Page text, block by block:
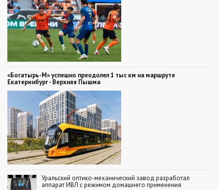
«Богатырь-М» успешно преодолел 1 тыс км на маршруте
Екатеринбург - Верхняя Пышма
Уральский оптико-механический завод разработал
аппарат ИВЛ с режимом домашнего применения